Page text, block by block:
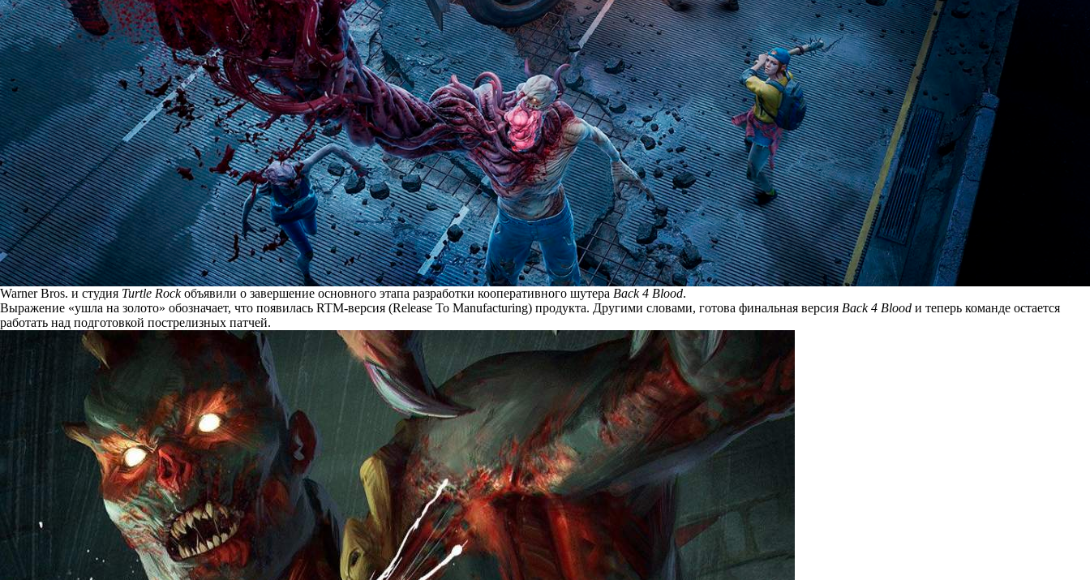
Warner Bros. и студия Turtle Rockобъявили о завершение основного этапа разработки кооперативного шутера Back 4 Blood.
Выражение «ушла на золото» обозначает, что появилась RTM-версия (Release To Manufacturing) продукта. Другими словами, готова финальная версия Back 4 Blood и теперь команде остается
работать над подготовкой пострелизных патчей.